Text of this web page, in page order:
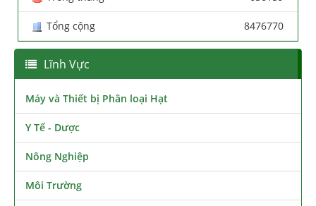
Tổng cộng 8476770
Lĩnh Vực
Máy và Thiết bị Phân loại Hạt
Y Tế - Dược
Nông Nghiệp
Môi Trường